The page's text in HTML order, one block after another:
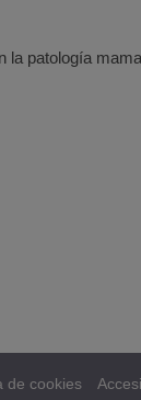
la patología
de cookies